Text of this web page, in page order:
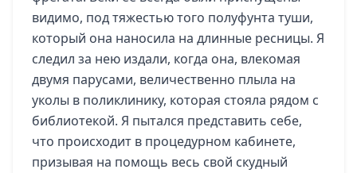
видимо, под тяжестью того полуфунта туши,
который она наносила на длинные ресницы. Я
следил за нею издали, когда она, влекомая
двумя парусами, величественно плыла на
уколы в поликлинику, которая стояла рядом с
библиотекой. Я пытался представить себе,
что происходит в процедурном кабинете,
призывая на помощь весь свой скудный